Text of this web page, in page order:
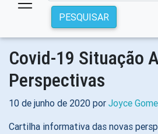
PESQUISAR
Covid-19 Situação
Perspectivas
10 de junho de 2020 por Joyce
Cartilha informativa das novas